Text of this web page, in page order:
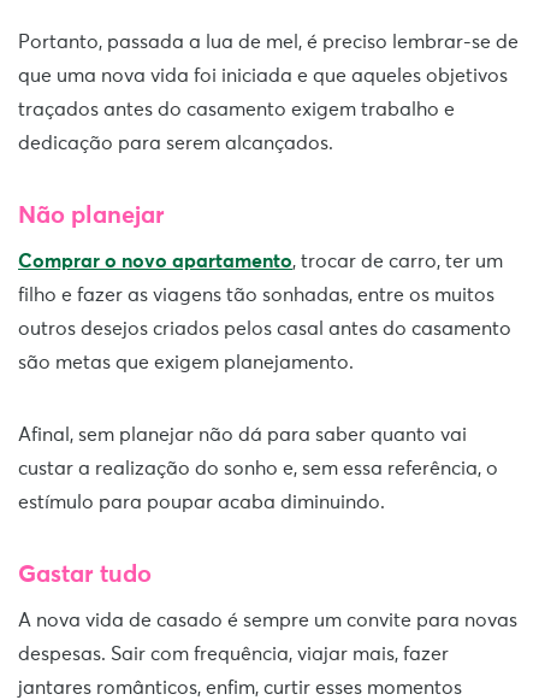
Portanto, passada a lua de mel, é preciso lembrar-se de
que uma nova vida foi iniciada e que aqueles objetivos
traçados antes do casamento exigem trabalho e
dedicação para serem alcançados.
Não planejar
Comprar o novo apartamento, trocar de carro, ter um
filho e fazer as viagens tão sonhadas, entre os muitos
outros desejos criados pelos casal antes do casamento
são metas que exigem planejamento.
Afinal, sem planejar não dá para saber quanto vai
custar a realização do sonho e, sem essa referência, o
estímulo para poupar acaba diminuindo.
Gastar tudo
A nova vida de casado é sempre um convite para novas
despesas. Sair com frequência, viajar mais, fazer
jantares românticos, enfim, curtir esses momentos